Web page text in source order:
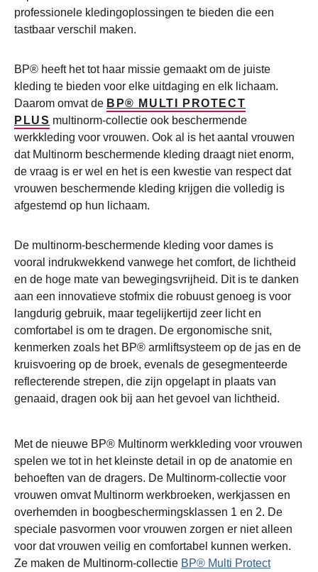
professionele kledingoplossingen te bieden die een
tastbaar verschil maken.
BP® heeft het tot haar missie gemaakt om de juiste
kleding te bieden voor elke uitdaging en elk lichaam.
Daarom omvat de BP® MULTI PROTECT
PLUS multinorm-collectie ook beschermende
werkkleding voor vrouwen. Ook al is het aantal vrouwen
dat Multinorm beschermende kleding draagt niet enorm,
de vraag is er wel en het is een kwestie van respect dat
vrouwen beschermende kleding krijgen die volledig is
afgestemd op hun lichaam.
De multinorm-beschermende kleding voor dames is
vooral indrukwekkend vanwege het comfort, de lichtheid
en de hoge mate van bewegingsvrijheid. Dit is te danken
aan een innovatieve stofmix die robuust genoeg is voor
langdurig gebruik, maar tegelijkertijd zeer licht en
comfortabel is om te dragen. De ergonomische snit,
kenmerken zoals het BP® armliftsysteem op de jas en de
kruisvoering op de broek, evenals de gesegmenteerde
reflecterende strepen, die zijn opgelapt in plaats van
genaaid, dragen ook bij aan het gevoel van lichtheid.
Met de nieuwe BP® Multinorm werkkleding voor vrouwen
spelen we tot in het kleinste detail in op de anatomie en
behoeften van de dragers. De Multinorm-collectie voor
vrouwen omvat Multinorm werkbroeken, werkjassen en
overhemden in boogbeschermingsklassen 1 en 2. De
speciale pasvormen voor vrouwen zorgen er niet alleen
voor dat vrouwen veilig en comfortabel kunnen werken.
Ze maken de Multinorm-collectie BP® Multi Protect